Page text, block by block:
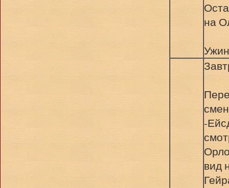
на
-
вид